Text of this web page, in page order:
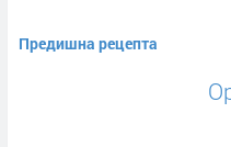
Предишна рецепта